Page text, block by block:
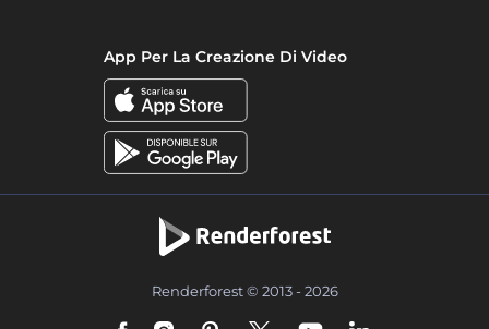
App Per La Creazione Di Video
Renderforest © 2013 - 2026